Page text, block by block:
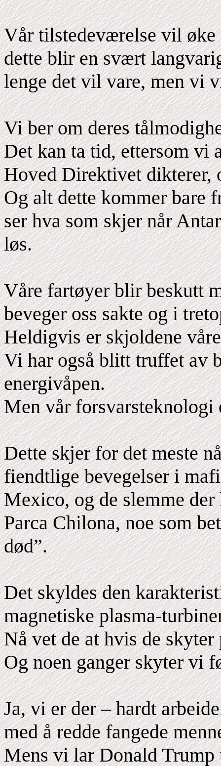
Vår tilstedeværelse vil
dette blir en svært
lenge det vil vare, men vi
Vi ber om deres
Det kan ta tid, ettersom vi
Hoved Direktivet dikterer,
Og alt dette kommer bare
ser hva som skjer når
løs.
Våre fartøyer blir beskutt
beveger oss sakte og i
Heldigvis er skjoldene
Vi har også blitt truffet av
energivåpen.
Men vår forsvarsteknologi
Dette skjer for det meste
fiendtlige bevegelser i
Mexico, og de slemme
Parca Chilona, noe som
død”.
Det skyldes den
magnetiske plasma-
Nå vet de at hvis de
Og noen ganger skyter vi
Ja, vi er der – hardt
med å redde fangede
Mens vi lar Donald Trump